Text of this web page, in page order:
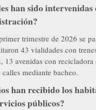
han sido
trimestre de 2026 se
43 vialidades con
13 avenidas con recicladora
mediante bacheo.
han recibido los
públicos?